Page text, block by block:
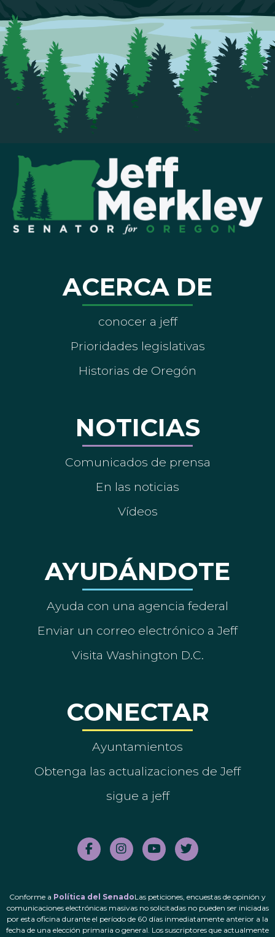
ACERCA DE
conocer a jeff
Prioridades legislativas
Historias de Oregón
NOTICIAS
Comunicados de prensa
En las noticias
Vídeos
AYUDÁNDOTE
Ayuda con una agencia federal
Enviar un correo electrónico a Jeff
Visita Washington D.C.
CONECTAR
Ayuntamientos
Obtenga las actualizaciones de Jeff
sigue a jeff
Conforme a Política del SenadoLas peticiones, encuestas de opinión y
comunicaciones electrónicas masivas no solicitadas no pueden ser iniciadas
por esta oficina durante el período de 60 días inmediatamente anterior a la
fecha de una elección primaria o general. Los suscriptores que actualmente